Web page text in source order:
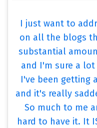
I just want to
on all the blogs
substantial
and I'm sure a
I've been getting
and it's really
So much to me
hard to have it. It